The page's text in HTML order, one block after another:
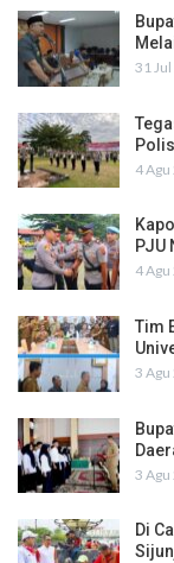
31
4
PJU
4
Tim
3
3
Di